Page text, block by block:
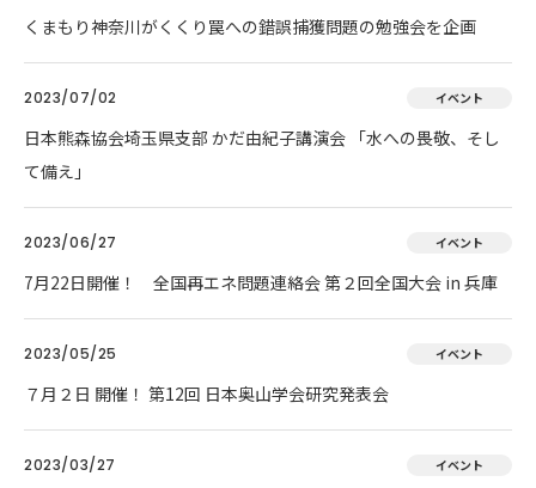
くまもり神奈川がくくり罠への錯誤捕獲問題の勉強会を企画
2023/07/02 イベント
日本熊森協会埼玉県支部 かだ由紀子講演会 「水への畏敬、そし
て備え」
2023/06/27 イベント
7月22日開催！ 全国再エネ問題連絡会 第２回全国大会 in 兵庫
2023/05/25 イベント
７月２日 開催！ 第12回 日本奥山学会研究発表会
2023/03/27 イベント